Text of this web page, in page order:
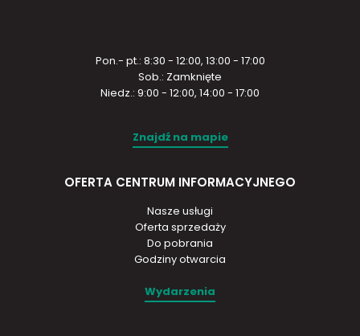
Pon.- pt.: 8:30 - 12:00, 13:00 - 17:00
Sob.: Zamknięte
Niedz.: 9:00 - 12:00, 14:00 - 17:00
Znajdź na mapie
OFERTA CENTRUM INFORMACYJNEGO
Nasze usługi
Oferta sprzedaży
Do pobrania
Godziny otwarcia
Wydarzenia